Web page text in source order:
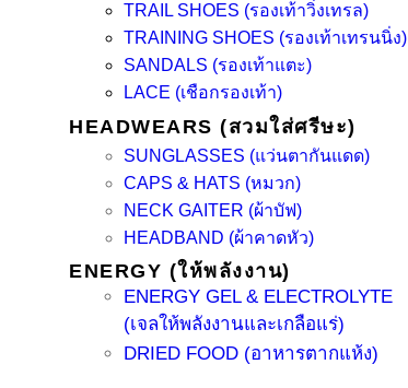
TRAIL SHOES (รองเท้าวิ่งเทรล)
TRAINING SHOES (รองเท้าเทรนนิ่ง)
SANDALS (รองเท้าแตะ)
LACE (เชือกรองเท้า)
HEADWEARS (สวมใส่ศรีษะ)
SUNGLASSES (แว่นตากันแดด)
CAPS & HATS (หมวก)
NECK GAITER (ผ้าบัฟ)
HEADBAND (ผ้าคาดหัว)
ENERGY (ให้พลังงาน)
ENERGY GEL & ELECTROLYTE
(เจลให้พลังงานและเกลือแร่)
DRIED FOOD (อาหารตากแห้ง)